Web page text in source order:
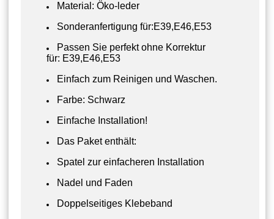
Material: Öko-leder
Sonderanfertigung für:E39,E46,E53
Passen Sie perfekt ohne Korrektur
für: E39,E46,E53
Einfach zum Reinigen und Waschen.
Farbe: Schwarz
Einfache Installation!
Das Paket enthält:
Spatel zur einfacheren Installation
Nadel und Faden
Doppelseitiges Klebeband